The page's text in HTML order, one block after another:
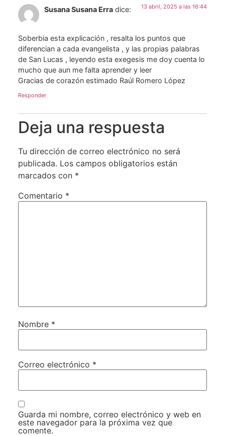
Susana Susana Erra dice: 13 abril, 2025 a las 16:44
Soberbia esta explicación , resalta los puntos que
diferencian a cada evangelista , y las propias palabras
de San Lucas , leyendo esta exegesis me doy cuenta lo
mucho que aun me falta aprender y leer
Gracias de corazón estimado Raúl Romero López
Responder
Deja una respuesta
Tu dirección de correo electrónico no será
publicada. Los campos obligatorios están
marcados con *
Comentario *
Nombre *
Correo electrónico *
Guarda mi nombre, correo electrónico y web en
este navegador para la próxima vez que
comente.